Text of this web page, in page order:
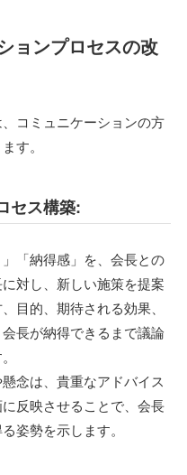
ョンプロセスの改
コミュニケーションの方
す。
セス構築:
「納得感」を、会長との
対し、新しい施策を提案
目的、期待される効果、
長が納得できるまで議論
念は、貴重なアドバイス
反映させることで、会長
姿勢を示します。